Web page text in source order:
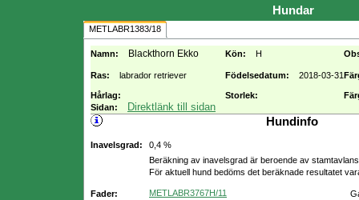
Hundar
METLABR1383/18
Namn: Blackthorn Ekko Kön: H
Ras: labrador retriever Födelsedatum: 2018-03-31
Hårlag: Storlek:
Sidan:
Direktlänk till sidan
Hundinfo
Inavelsgrad:
0,4 %
Beräkning av inavelsgrad är beroende av
För aktuell hund bedöms det beräknade resultatet
Fader: METLABR3767H/11